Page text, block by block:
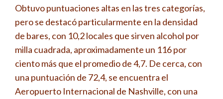
Obtuvo puntuaciones altas en las tres categorías,
pero se destacó particularmente en la densidad
de bares, con 10,2 locales que sirven alcohol por
milla cuadrada, aproximadamente un 116 por
ciento más que el promedio de 4,7. De cerca, con
una puntuación de 72,4, se encuentra el
Aeropuerto Internacional de Nashville, con una